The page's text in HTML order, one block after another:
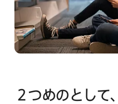
２つめのと​して、